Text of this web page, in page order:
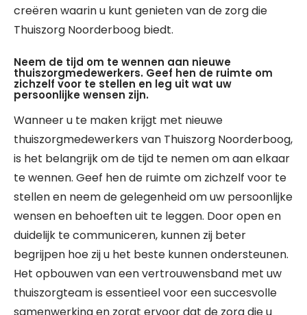
creëren waarin u kunt genieten van de zorg die
Thuiszorg Noorderboog biedt.
Neem de tijd om te wennen aan nieuwe
thuiszorgmedewerkers. Geef hen de ruimte om
zichzelf voor te stellen en leg uit wat uw
persoonlijke wensen zijn.
Wanneer u te maken krijgt met nieuwe
thuiszorgmedewerkers van Thuiszorg Noorderboog,
is het belangrijk om de tijd te nemen om aan elkaar
te wennen. Geef hen de ruimte om zichzelf voor te
stellen en neem de gelegenheid om uw persoonlijke
wensen en behoeften uit te leggen. Door open en
duidelijk te communiceren, kunnen zij beter
begrijpen hoe zij u het beste kunnen ondersteunen.
Het opbouwen van een vertrouwensband met uw
thuiszorgteam is essentieel voor een succesvolle